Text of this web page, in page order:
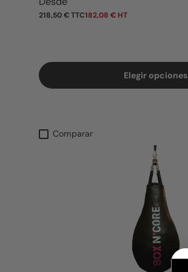
218,50 € TTC182,08 € HT
Elegir opciones
Comparar